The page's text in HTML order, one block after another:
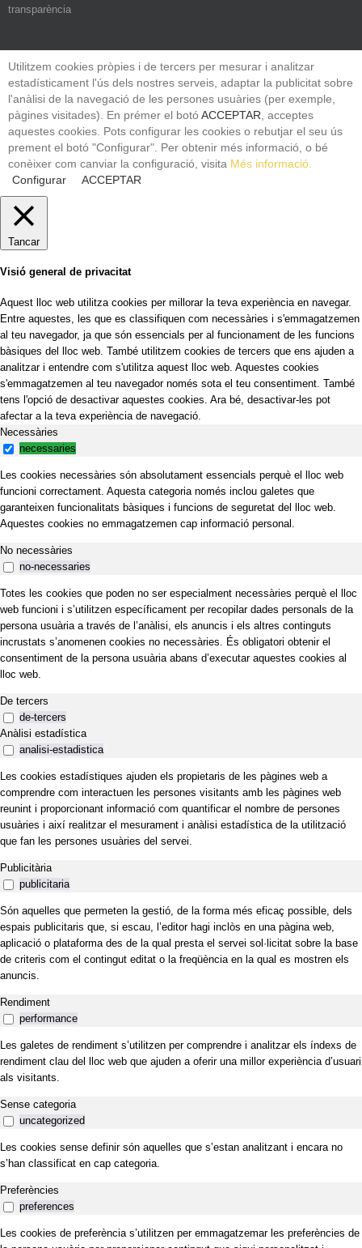
transparència
Utilitzem cookies pròpies i de tercers per mesurar i analitzar
estadísticament l'ús dels nostres serveis, adaptar la publicitat sobre
l'anàlisi de la navegació de les persones usuàries (per exemple,
pàgines visitades). En prémer el botóACCEPTAR , acceptes
aquestes cookies. Pots configurar les cookies o rebutjar el seu ús
prement el botó "Configurar". Per obtenir més informació, o bé
conèixer com canviar la configuració, visita Més informació.
Configurar
ACCEPTAR
Tancar
Visió general de privacitat
Aquest lloc web utilitza cookies per millorar la teva experiència en navegar.
Entre aquestes, les que es classifiquen com necessàries i s'emmagatzemen
al teu navegador, ja que són essencials per al funcionament de les funcions
bàsiques del lloc web. També utilitzem cookies de tercers que ens ajuden a
analitzar i entendre com s'utilitza aquest lloc web. Aquestes cookies
s'emmagatzemen al teu navegador només sota el teu consentiment. També
tens l'opció de desactivar aquestes cookies. Ara bé, desactivar-les pot
afectar a la teva experiència de navegació.
Necessàries
necessaries
Les cookies necessàries són absolutament essencials perquè el lloc web
funcioni correctament. Aquesta categoria només inclou galetes que
garanteixen funcionalitats bàsiques i funcions de seguretat del lloc web.
Aquestes cookies no emmagatzemen cap informació personal.
No necessàries
no-necessaries
Totes les cookies que poden no ser especialment necessàries perquè el lloc
web funcioni i s’utilitzen específicament per recopilar dades personals de la
persona usuària a través de l’anàlisi, els anuncis i els altres continguts
incrustats s’anomenen cookies no necessàries. És obligatori obtenir el
consentiment de la persona usuària abans d’executar aquestes cookies al
lloc web.
De tercers
de-tercers
Anàlisi estadística
analisi-estadistica
Les cookies estadístiques ajuden els propietaris de les pàgines web a
comprendre com interactuen les persones visitants amb les pàgines web
reunint i proporcionant informació com quantificar el nombre de persones
usuàries i així realitzar el mesurament i anàlisi estadística de la utilització
que fan les persones usuàries del servei.
Publicitària
publicitaria
Són aquelles que permeten la gestió, de la forma més eficaç possible, dels
espais publicitaris que, si escau, l’editor hagi inclòs en una pàgina web,
aplicació o plataforma des de la qual presta el servei sol·licitat sobre la base
de criteris com el contingut editat o la freqüència en la qual es mostren els
anuncis.
Rendiment
performance
Les galetes de rendiment s’utilitzen per comprendre i analitzar els índexs de
rendiment clau del lloc web que ajuden a oferir una millor experiència d’usuari
als visitants.
Sense categoria
uncategorized
Les cookies sense definir són aquelles que s’estan analitzant i encara no
s’han classificat en cap categoria.
Preferències
preferences
Les cookies de preferència s’utilitzen per emmagatzemar les preferències de